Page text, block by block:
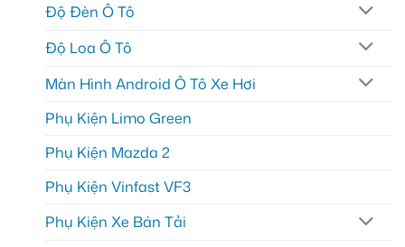
Độ Đèn Ô Tô
Độ Loa Ô Tô
Màn Hình Android Ô Tô Xe Hơi
Phụ Kiện Limo Green
Phụ Kiện Mazda 2
Phụ Kiện Vinfast VF3
Phụ Kiện Xe Bán Tải